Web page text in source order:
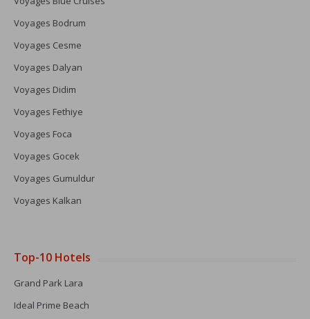
Voyages Bodrum
Voyages Cesme
Voyages Dalyan
Voyages Didim
Voyages Fethiye
Voyages Foca
Voyages Gocek
Voyages Gumuldur
Voyages Kalkan
Top-10 Hotels
Grand Park Lara
Ideal Prime Beach